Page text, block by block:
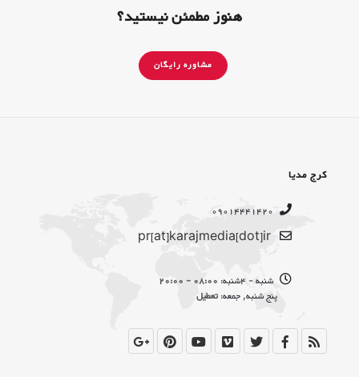
هنوز مطمئن نیستید؟
مشاوره رایگان
کرج مدیا
09014441420
pr[at]karajmedia[dot]ir
شنبه - 4شنبه:
08:00 - 20:00
پنج شنبه, جمعه:تعطیل